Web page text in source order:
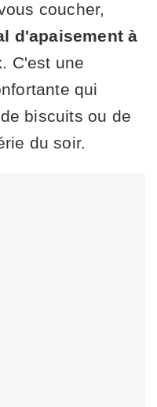
coucher,
d'apaisement à
. C'est une
qui
biscuits ou de
du soir.